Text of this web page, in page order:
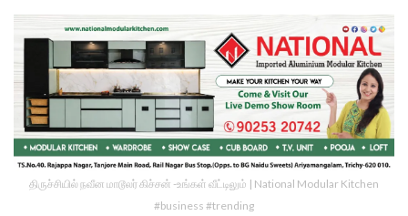
திருச்சியில் நவீன மாடூலர் கிச்சன் -உங்கள் வீட்டிலும் | National Modular Kitchen
#business #trending